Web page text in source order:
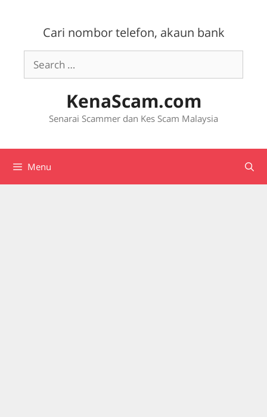
Cari nombor telefon, akaun bank
Search
for:
KenaScam.com
Senarai Scammer dan Kes Scam Malaysia
Menu